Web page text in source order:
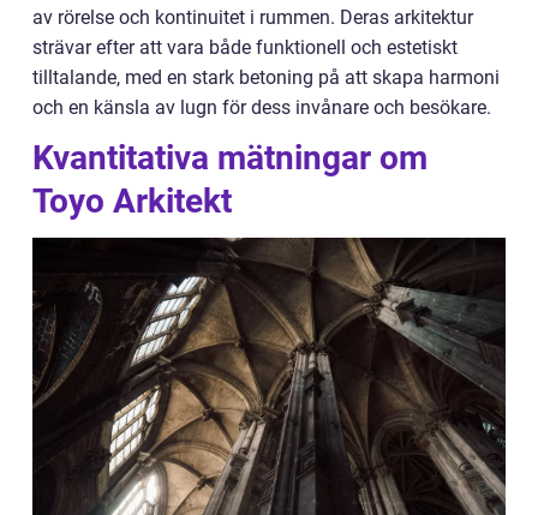
av rörelse och kontinuitet i rummen. Deras arkitektur
strävar efter att vara både funktionell och estetiskt
tilltalande, med en stark betoning på att skapa harmoni
och en känsla av lugn för dess invånare och besökare.
Kvantitativa mätningar om
Toyo Arkitekt